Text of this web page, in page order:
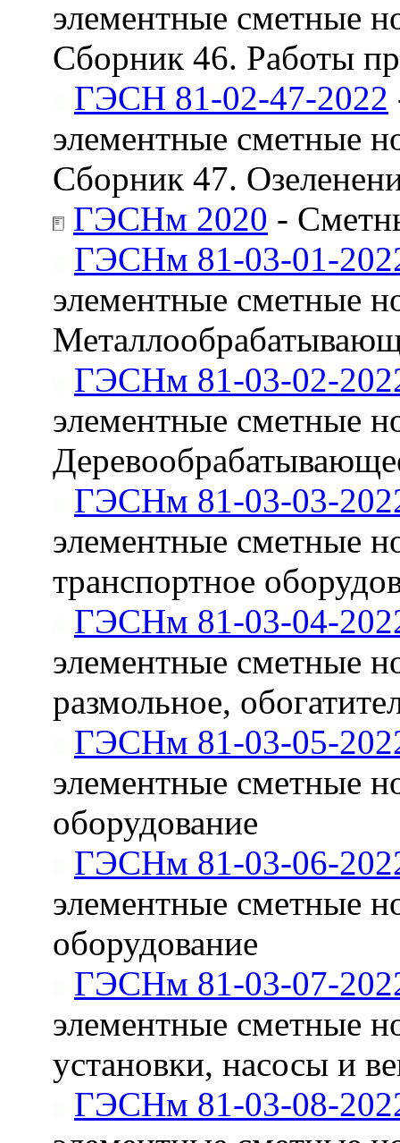
элементные сметные
Сборник 46. Работы
ГЭСН 81-02-47-2022
элементные сметные
Сборник 47.
ГЭСНм 2020 -
ГЭСНм 81-03-01-
элементные сметные
ГЭСНм 81-03-02-
элементные сметные
ГЭСНм 81-03-03-
элементные сметные
транспортное
ГЭСНм 81-03-04-
элементные сметные
размольное,
ГЭСНм 81-03-05-
элементные сметные
оборудование
ГЭСНм 81-03-06-
элементные сметные
оборудование
ГЭСНм 81-03-07-
элементные сметные
установки, насосы и
ГЭСНм 81-03-08-